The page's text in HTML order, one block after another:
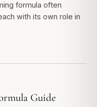
formula often
with its own role in
Guide